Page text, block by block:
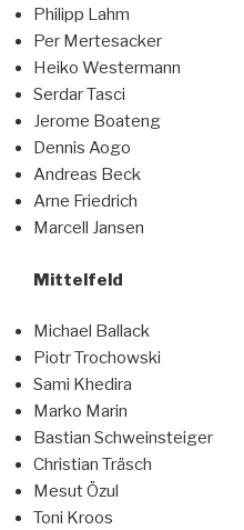
Philipp Lahm
Per Mertesacker
Heiko Westermann
Serdar Tasci
Jerome Boateng
Dennis Aogo
Andreas Beck
Arne Friedrich
Marcell Jansen
Mittelfeld
Michael Ballack
Piotr Trochowski
Sami Khedira
Marko Marin
Bastian Schweinsteiger
Christian Träsch
Mesut Özul
Toni Kroos